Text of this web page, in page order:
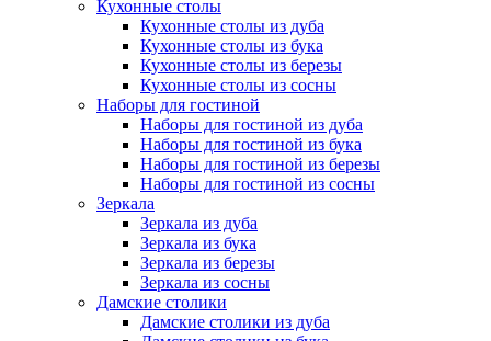
Кухонные столы
Кухонные столы из дуба
Кухонные столы из бука
Кухонные столы из березы
Кухонные столы из сосны
Наборы для гостиной
Наборы для гостиной из дуба
Наборы для гостиной из бука
Наборы для гостиной из березы
Наборы для гостиной из сосны
Зеркала
Зеркала из дуба
Зеркала из бука
Зеркала из березы
Зеркала из сосны
Дамские столики
Дамские столики из дуба